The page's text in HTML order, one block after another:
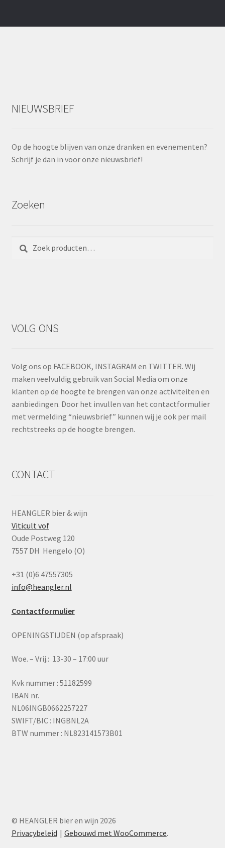
NIEUWSBRIEF
Op de hoogte blijven van onze dranken en evenementen?
Schrijf je dan in voor onze nieuwsbrief!
Zoeken
Zoeken
naar:
Zoeken
VOLG ONS
Volg ons op FACEBOOK, INSTAGRAM en TWITTER. Wij
maken veelvuldig gebruik van Social Media om onze
klanten op de hoogte te brengen van onze activiteiten en
aanbiedingen. Door het invullen van het contactformulier
met vermelding “nieuwsbrief” kunnen wij je ook per mail
rechtstreeks op de hoogte brengen.
CONTACT
HEANGLER bier & wijn
Viticult vof
Oude Postweg 120
7557 DH Hengelo (O)
+31 (0)6 47557305
info@heangler.nl
Contactformulier
OPENINGSTIJDEN (op afspraak)
Woe. – Vrij.: 13-30 – 17:00 uur
Kvk nummer : 51182599
IBAN nr.
NL06INGB0662257227
SWIFT/BIC : INGBNL2A
BTW nummer : NL823141573B01
© HEANGLER bier en wijn 2026
Privacybeleid
Gebouwd met WooCommerce.